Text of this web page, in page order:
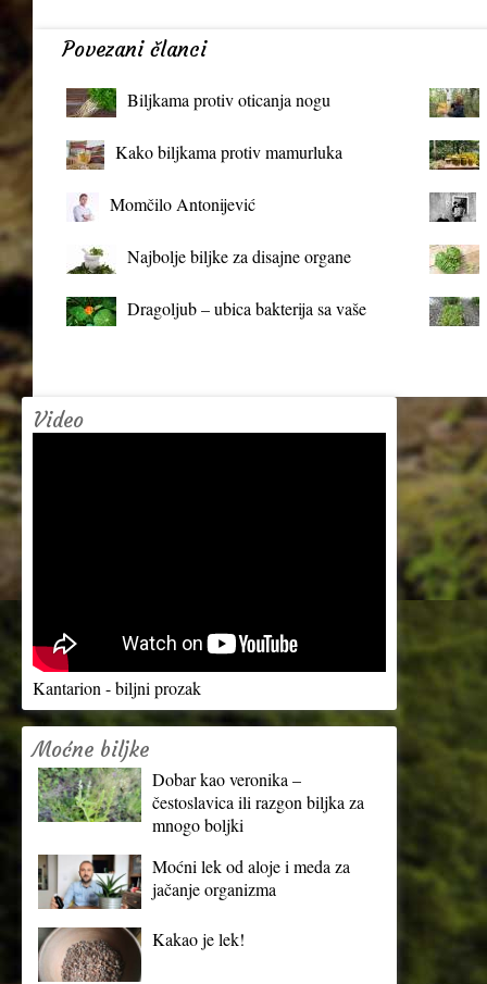
Povezani članci
Biljkama protiv oticanja nogu
Kako biljkama protiv mamurluka
Momčilo Antonijević
Najbolje biljke za disajne organe
Dragoljub – ubica bakterija sa vaše
Video
Kantarion - biljni prozak
Moćne biljke
Dobar kao veronika –
čestoslavica ili razgon biljka za
mnogo boljki
Moćni lek od aloje i meda za
jačanje organizma
Kakao je lek!